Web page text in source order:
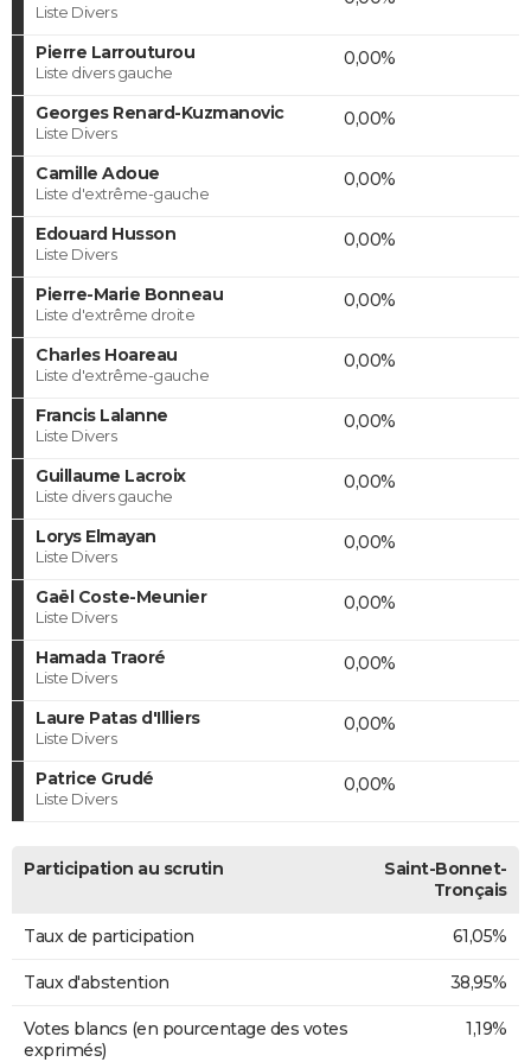
Liste Divers
Pierre Larrouturou
Liste divers gauche
0,00%
Georges Renard-Kuzmanovic
Liste Divers
0,00%
Camille Adoue
Liste d'extrême-gauche
0,00%
Edouard Husson
Liste Divers
0,00%
Pierre-Marie Bonneau
Liste d'extrême droite
0,00%
Charles Hoareau
Liste d'extrême-gauche
0,00%
Francis Lalanne
Liste Divers
0,00%
Guillaume Lacroix
Liste divers gauche
0,00%
Lorys Elmayan
Liste Divers
0,00%
Gaël Coste-Meunier
Liste Divers
0,00%
Hamada Traoré
Liste Divers
0,00%
Laure Patas d'Illiers
Liste Divers
0,00%
Patrice Grudé
Liste Divers
0,00%
Participation au scrutin
Saint-Bonnet-
Tronçais
Taux de participation 61,05%
Taux d'abstention 38,95%
Votes blancs (en pourcentage des votes
exprimés)
1,19%